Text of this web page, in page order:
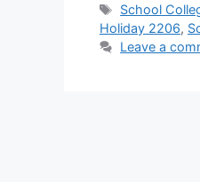
Tags
School
Holiday 2206,
Leave a